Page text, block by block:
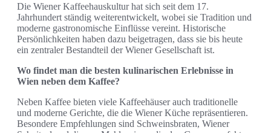
Die Wiener Kaffeehauskultur hat sich seit dem 17.
Jahrhundert ständig weiterentwickelt, wobei sie Tradition und
moderne gastronomische Einflüsse vereint. Historische
Persönlichkeiten haben dazu beigetragen, dass sie bis heute
ein zentraler Bestandteil der Wiener Gesellschaft ist.
Wo findet man die besten kulinarischen Erlebnisse in
Wien neben dem Kaffee?
Neben Kaffee bieten viele Kaffeehäuser auch traditionelle
und moderne Gerichte, die die Wiener Küche repräsentieren.
Besondere Empfehlungen sind Schweinsbraten, Wiener